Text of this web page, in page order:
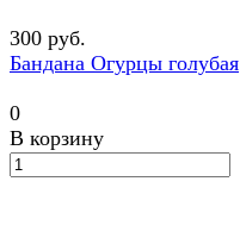
300 руб.
Бандана Огурцы голубая
0
В корзину